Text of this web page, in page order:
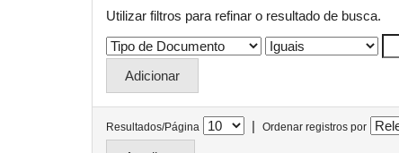
Utilizar filtros para refinar o resultado de busca.
Resultados/Página | Ordenar registros por